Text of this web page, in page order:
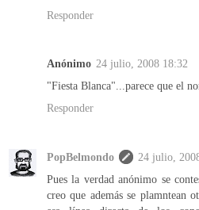
Responder
Anónimo 24 julio, 2008 18:32
"Fiesta Blanca"...parece que el
Responder
PopBelmondo
24 julio,
Pues la verdad anónimo se
creo que además se plamntean